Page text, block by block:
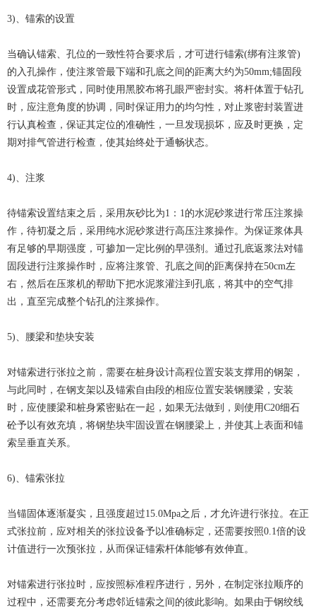
3)、锚索的设置
当确认锚索、孔位的一致性符合要求后，才可进行锚索(绑有注浆管)
的入孔操作，使注浆管最下端和孔底之间的距离大约为50mm;锚固段
设置成花管形式，同时使用黑胶布将孔眼严密封实。将杆体置于钻孔
时，应注意角度的协调，同时保证用力的均匀性，对止浆密封装置进
行认真检查，保证其定位的准确性，一旦发现损坏，应及时更换，定
期对排气管进行检查，使其始终处于通畅状态。
4)、注浆
待锚索设置结束之后，采用灰砂比为1：1的水泥砂浆进行常压注浆操
作，待初凝之后，采用纯水泥砂浆进行高压注浆操作。为保证浆体具
有足够的早期强度，可掺加一定比例的早强剂。通过孔底返浆法对锚
固段进行注浆操作时，应将注浆管、孔底之间的距离保持在50cm左
右，然后在压浆机的帮助下把水泥浆灌注到孔底，将其中的空气排
出，直至完成整个钻孔的注浆操作。
5)、腰梁和垫块安装
对锚索进行张拉之前，需要在桩身设计高程位置安装支撑用的钢架，
与此同时，在钢支架以及锚索自由段的相应位置安装钢腰梁，安装
时，应使腰梁和桩身紧密贴在一起，如果无法做到，则使用C20细石
砼予以有效充填，将钢垫块牢固设置在钢腰梁上，并使其上表面和锚
索呈垂直关系。
6)、锚索张拉
当锚固体逐渐凝实，且强度超过15.0Mpa之后，才允许进行张拉。在正
式张拉前，应对相关的张拉设备予以准确标定，还需要按照0.1倍的设
计值进行一次预张拉，从而保证锚索杆体能够有效伸直。
对锚索进行张拉时，应按照标准程序进行，另外，在制定张拉顺序的
过程中，还需要充分考虑邻近锚索之间的彼此影响。如果由于钢绞线